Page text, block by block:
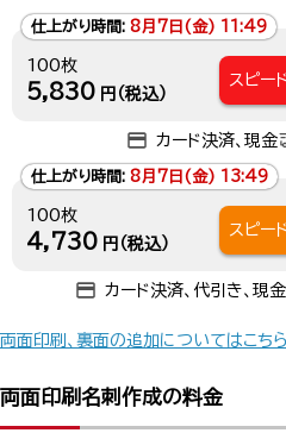
仕上がり時間: 8月7日(金) 11:49
100枚
5,830 円（税込）
スピー
カード決済、現金
仕上がり時間: 8月7日(金) 13:49
100枚
4,730 円（税込）
スピー
カード決済、代引き、現金
両面印刷、裏面の追加についてはこち
両面印刷名刺作成の料金